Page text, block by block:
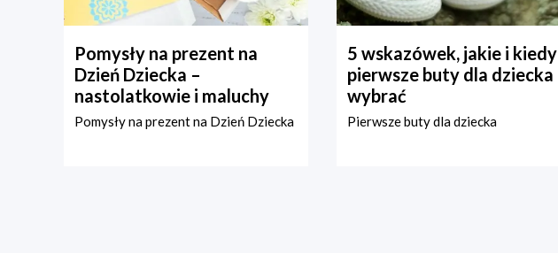
Pomysły na prezent na
Dzień Dziecka –
nastolatkowie i maluchy
Pomysły na prezent na Dzień Dziecka
5 wskazówek, jakie i kiedy
pierwsze buty dla dziecka
wybrać
Pierwsze buty dla dziecka